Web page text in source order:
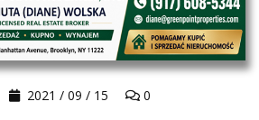
2021 / 09 / 15 0